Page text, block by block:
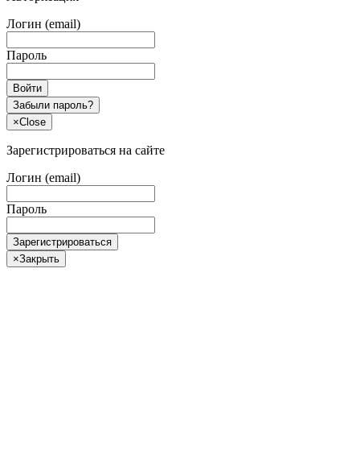
Логин (email)
Пароль
Войти
Забыли пароль?
×Close
Зарегистрироваться на сайте
Логин (email)
Пароль
Зарегистрироваться
×Закрыть